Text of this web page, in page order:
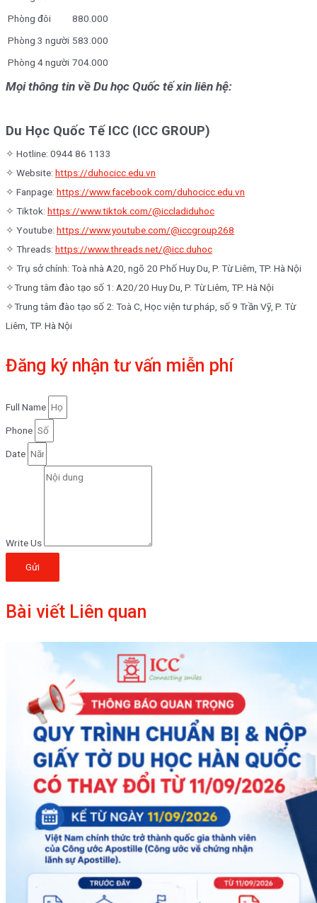
Phòng đôi
880.000
Phòng 3 người 583.000
Phòng 4 người 704.000
Mọi thông tin về Du học Quốc tế xin liên hệ:
Du Học Quốc Tế ICC (ICC GROUP)
✧ Hotline: 0944 86 1133
✧ Website: https://duhocicc.edu.vn
✧ Fanpage: https://www.facebook.com/duhocicc.edu.vn
✧ Tiktok: https://www.tiktok.com/@iccladiduhoc
✧ Youtube: https://www.youtube.com/@iccgroup268
✧ Threads: https://www.threads.net/@icc.duhoc
✧ Trụ sở chính: Toà nhà A20, ngõ 20 Phố Huy Du, P. Từ Liêm, TP. Hà Nội
✧Trung tâm đào tạo số 1: A20/20 Huy Du, P. Từ Liêm, TP. Hà Nội
✧Trung tâm đào tạo số 2: Toà C, Học viện tư pháp, số 9 Trần Vỹ, P. Từ
Liêm, TP. Hà Nội
Đăng ký nhận tư vấn miễn phí
Full Name
Phone
Date
Write Us
Gửi
Bài viết Liên quan